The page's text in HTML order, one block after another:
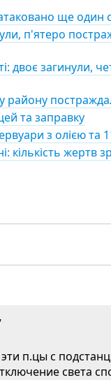
ще один
п'ятеро
двоє загинули,
району
та заправку
з олією та
жертв
п.цы с
света